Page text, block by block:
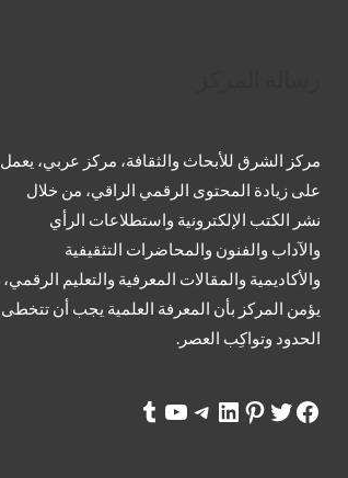
مركز الشرق للأبحاث والثقافة، مركز عربي، يعمل
على زيادة المحتوى الرقمي الراقي، من خلال
نشر الكتب الإلكترونية واستطلاعات الرأي
والآداب والفنون والمحاضرات التثقيفية
والأكاديمية والمقالات المعرفية والتعليم الرقمي،
يؤمن المركز بأن المعرفة العلمية يجب أن تتخطى
الحدود وتواكِب العصر.